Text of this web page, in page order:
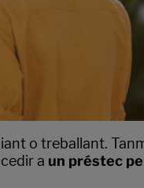
o treballant.
a un préstec